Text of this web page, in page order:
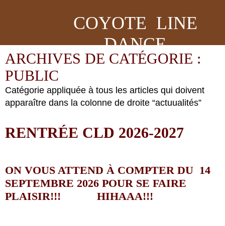
COYOTE LINE
DANCE
ARCHIVES DE CATÉGORIE :
PUBLIC
Catégorie appliquée à tous les articles qui doivent
apparaître dans la colonne de droite “actuualités”
RENTRÉE CLD 2026-2027
ON VOUS ATTEND À COMPTER DU 14
SEPTEMBRE 2026 POUR SE FAIRE
PLAISIR!!! HIHAAA!!!